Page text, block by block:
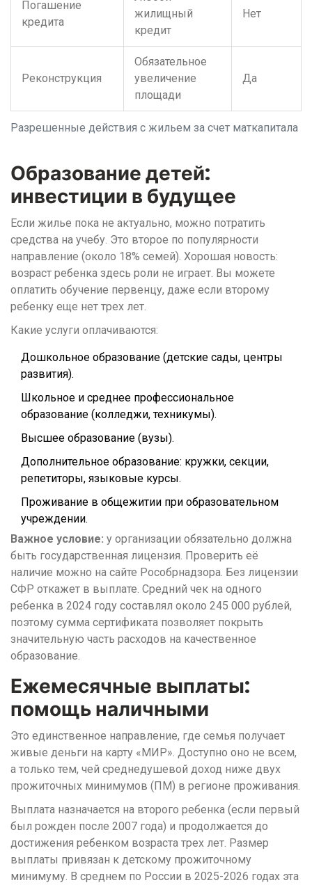
Разрешенные действия с жильем за счет маткапитала
Погашение
кредита
жилищный
кредит
Нет
Реконструкция
Обязательное
увеличение
площади
Да
Образование детей:
инвестиции в будущее
Если жилье пока не актуально, можно потратить
средства на учебу. Это второе по популярности
направление (около 18% семей). Хорошая новость:
возраст ребенка здесь роли не играет. Вы можете
оплатить обучение первенцу, даже если второму
ребенку еще нет трех лет.
Какие услуги оплачиваются:
Дошкольное образование (детские сады, центры
развития).
Школьное и среднее профессиональное
образование (колледжи, техникумы).
Высшее образование (вузы).
Дополнительное образование: кружки, секции,
репетиторы, языковые курсы.
Проживание в общежитии при образовательном
учреждении.
Важное условие: у организации обязательно должна
быть государственная лицензия. Проверить её
наличие можно на сайте Рособрнадзора. Без лицензии
СФР откажет в выплате. Средний чек на одного
ребенка в 2024 году составлял около 245 000 рублей,
поэтому сумма сертификата позволяет покрыть
значительную часть расходов на качественное
образование.
Ежемесячные выплаты:
помощь наличными
Это единственное направление, где семья получает
живые деньги на карту «МИР». Доступно оно не всем,
а только тем, чей среднедушевой доход ниже двух
прожиточных минимумов (ПМ) в регионе проживания.
Выплата назначается на второго ребенка (если первый
был рожден после 2007 года) и продолжается до
достижения ребенком возраста трех лет. Размер
выплаты привязан к детскому прожиточному
минимуму. В среднем по России в 2025-2026 годах эта